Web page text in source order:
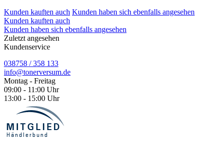
Kunden kauften auch Kunden haben sich ebenfalls angesehen
Kunden kauften auch
Kunden haben sich ebenfalls angesehen
Zuletzt angesehen
Kundenservice
038758 / 358 133
info@tonerversum.de
Montag - Freitag
09:00 - 11:00 Uhr
13:00 - 15:00 Uhr